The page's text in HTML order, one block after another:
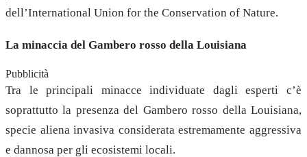
dell’International Union for the Conservation of Nature.
La minaccia del Gambero rosso della Louisiana
Pubblicità
Tra le principali minacce individuate dagli esperti c’è
soprattutto la presenza del Gambero rosso della Louisiana,
specie aliena invasiva considerata estremamente aggressiva
e dannosa per gli ecosistemi locali.